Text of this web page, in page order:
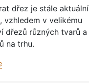
dřez je stále aktuální
vzhledem v velikému
dřezů různých tvarů a
na trhu.